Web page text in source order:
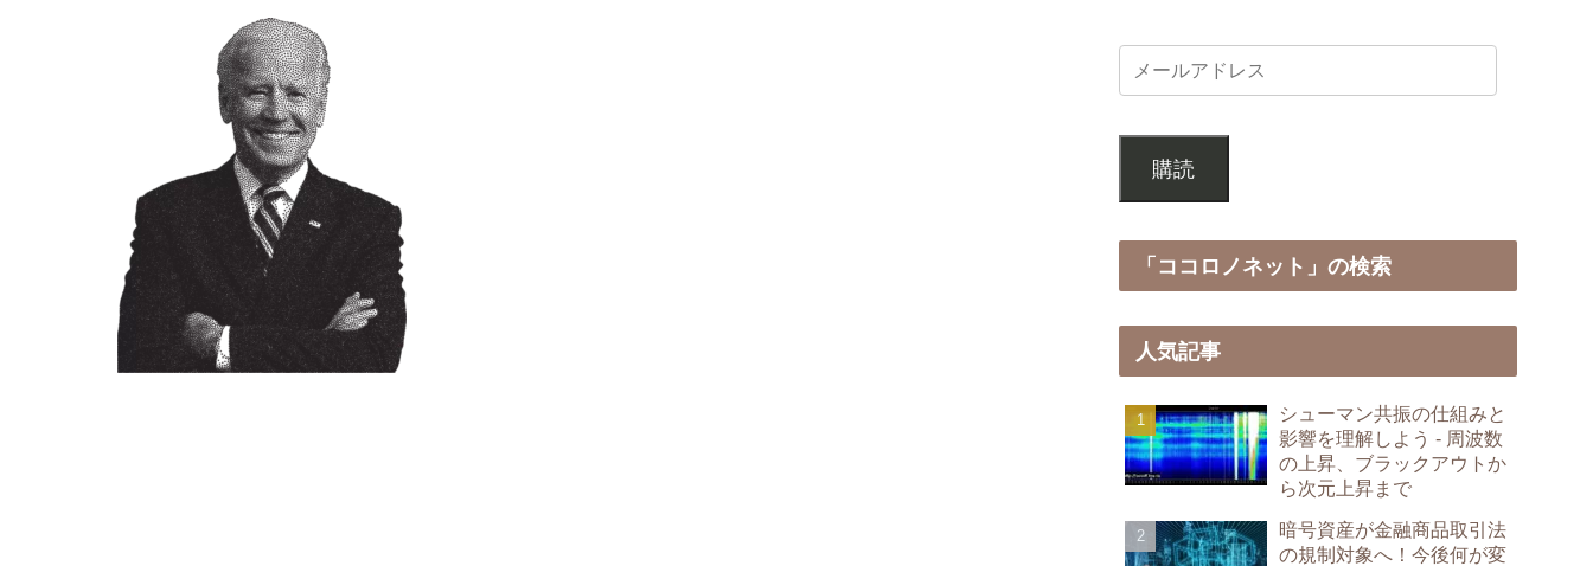
購読
「ココロノネット」の検索
人気記事
シューマン共振の仕組みと
影響を理解しよう - 周波数
の上昇、ブラックアウトか
ら次元上昇まで
暗号資産が金融商品取引法
の規制対象へ！今後何が変